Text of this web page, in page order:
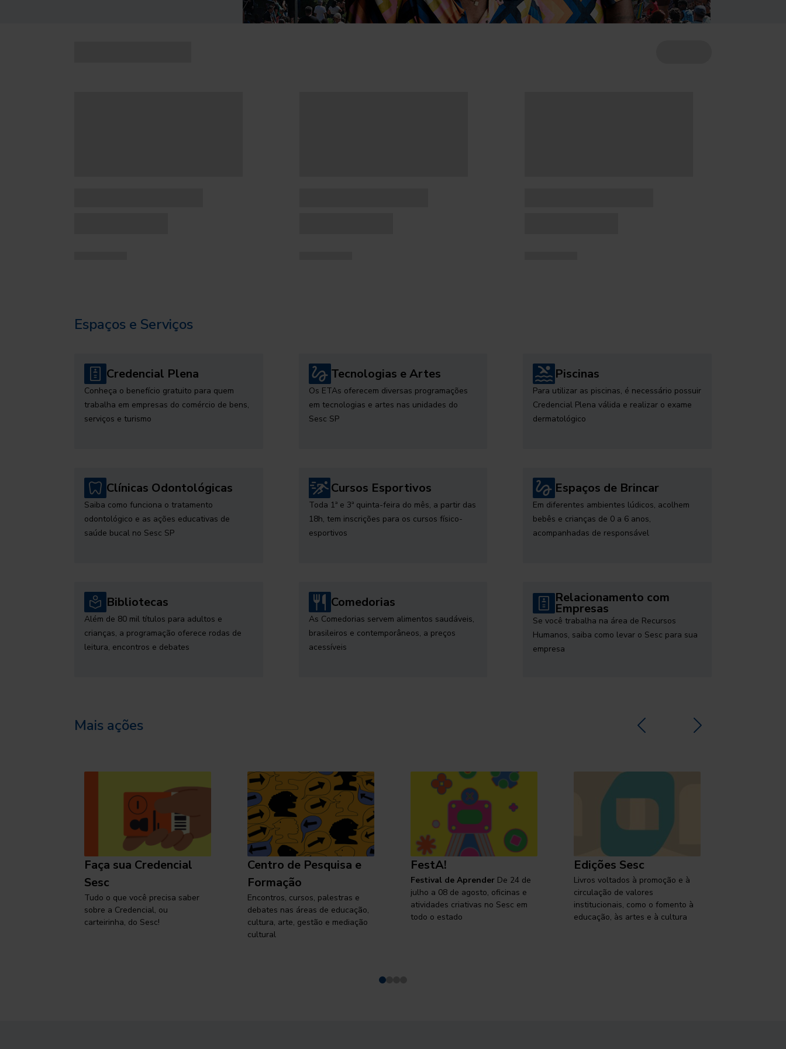
Espaços e Serviços
Credencial Plena
Conheça o benefício gratuito para quem
trabalha em empresas do comércio de bens,
serviços e turismo
Tecnologias e Artes
Os ETAs oferecem diversas programações
em tecnologias e artes nas unidades do
Sesc SP
Piscinas
Para utilizar as piscinas, é necessário possuir
Credencial Plena válida e realizar o exame
dermatológico
Clínicas Odontológicas
Saiba como funciona o tratamento
odontológico e as ações educativas de
saúde bucal no Sesc SP
Cursos Esportivos
Toda 1ª e 3ª quinta-feira do mês, a partir das
18h, tem inscrições para os cursos físico-
esportivos
Espaços de Brincar
Em diferentes ambientes lúdicos, acolhem
bebês e crianças de 0 a 6 anos,
acompanhadas de responsável
Bibliotecas
Além de 80 mil títulos para adultos e
crianças, a programação oferece rodas de
leitura, encontros e debates
Comedorias
As Comedorias servem alimentos saudáveis,
brasileiros e contemporâneos, a preços
acessíveis
Relacionamento com
Empresas
Se você trabalha na área de Recursos
Humanos, saiba como levar o Sesc para sua
empresa
Mais ações
Faça sua Credencial
Sesc
Tudo o que você precisa saber
sobre a Credencial, ou
carteirinha, do Sesc!
Centro de Pesquisa e
Formação
Encontros, cursos, palestras e
debates nas áreas de educação,
cultura, arte, gestão e mediação
cultural
FestA!
Festival de Aprender De 24 de
julho a 08 de agosto, oficinas e
atividades criativas no Sesc em
todo o estado
Edições Sesc
Livros voltados à promoção e à
circulação de valores
institucionais, como o fomento à
educação, às artes e à cultura